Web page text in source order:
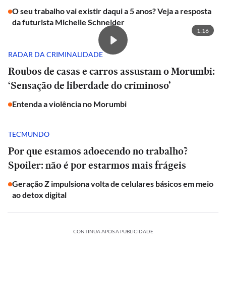
O seu trabalho vai existir daqui a 5 anos? Veja a resposta
da futurista Michelle Schneider
1:16
RADAR DA CRIMINALIDADE
Roubos de casas e carros assustam o Morumbi:
‘Sensação de liberdade do criminoso’
Entenda a violência no Morumbi
TECMUNDO
Por que estamos adoecendo no trabalho?
Spoiler: não é por estarmos mais frágeis
Geração Z impulsiona volta de celulares básicos em meio
ao detox digital
CONTINUA APÓS A PUBLICIDADE